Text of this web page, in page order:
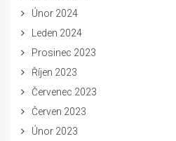
Únor 2024
Leden 2024
Prosinec 2023
Říjen 2023
Červenec 2023
Červen 2023
Únor 2023